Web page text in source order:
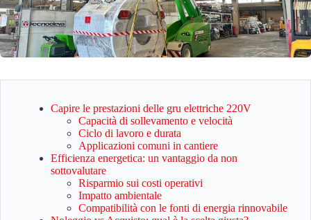
Capire le prestazioni delle gru elettriche 220V
Capacità di sollevamento e velocità
Ciclo di lavoro e durata
Applicazioni comuni in cantiere
Efficienza energetica: un vantaggio da non
sottovalutare
Risparmio sui costi operativi
Impatto ambientale
Compatibilità con le fonti di energia rinnovabile